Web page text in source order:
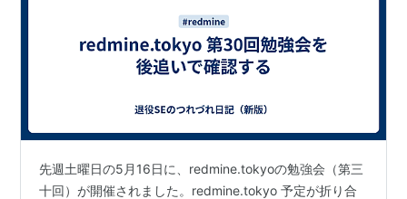
先週土曜日の5月16日に、redmine.tokyoの勉強会（第三
十回）が開催されました。redmine.tokyo 予定が折り合